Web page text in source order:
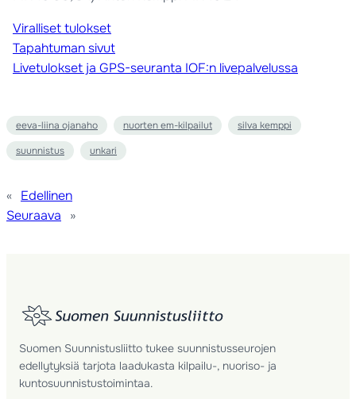
Viralliset tulokset
Tapahtuman sivut
Livetulokset ja GPS-seuranta IOF:n livepalvelussa
eeva-liina ojanaho nuorten em-kilpailut
silva kemppi
suunnistus
unkari
« Edellinen
Seuraava
»
Suomen Suunnistusliitto tukee suunnistusseurojen
edellytyksiä tarjota laadukasta kilpailu-, nuoriso- ja
kuntosuunnistustoimintaa.